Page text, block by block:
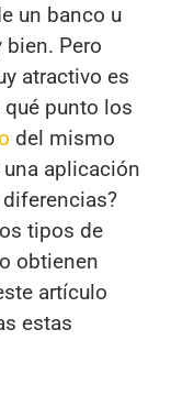
un banco u
Pero
atractivo es
qué punto los
del mismo
aplicación
tipos de
obtienen
artículo
estas